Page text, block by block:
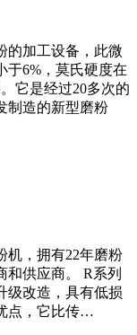
的加工设备，此微
于6%，莫氏硬度在
它是经过20多次的
制造的新型磨粉
机，拥有22年磨粉
和供应商。 R系列
级改造，具有低损
点，它比传…